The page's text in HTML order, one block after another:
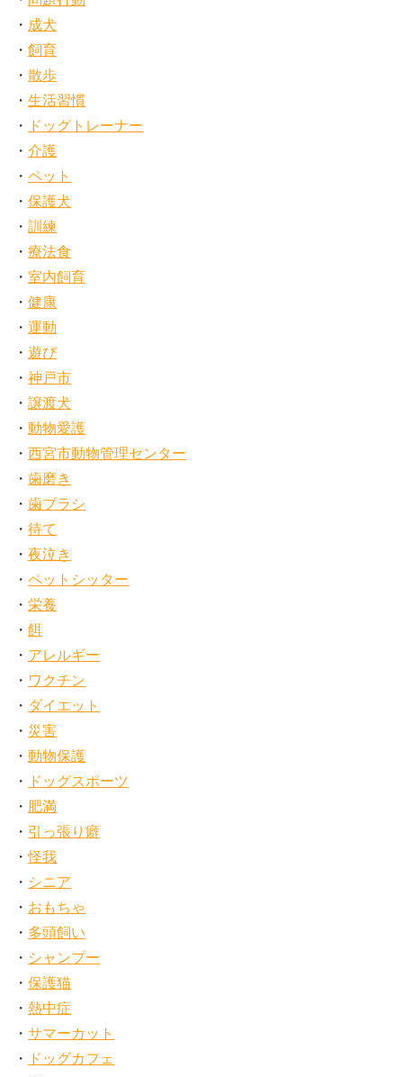
成犬
飼育
散歩
生活習慣
ドッグトレーナー
介護
ペット
保護犬
訓練
療法食
室内飼育
健康
運動
遊び
神戸市
譲渡犬
動物愛護
西宮市動物管理センター
歯磨き
歯ブラシ
待て
夜泣き
ペットシッター
栄養
餌
アレルギー
ワクチン
ダイエット
災害
動物保護
ドッグスポーツ
肥満
引っ張り癖
怪我
シニア
おもちゃ
多頭飼い
シャンプー
保護猫
熱中症
サマーカット
ドッグカフェ